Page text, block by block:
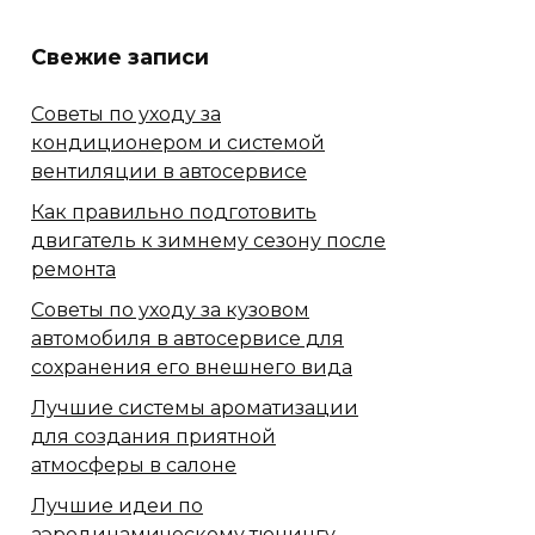
Свежие записи
Советы по уходу за
кондиционером и системой
вентиляции в автосервисе
Как правильно подготовить
двигатель к зимнему сезону после
ремонта
Советы по уходу за кузовом
автомобиля в автосервисе для
сохранения его внешнего вида
Лучшие системы ароматизации
для создания приятной
атмосферы в салоне
Лучшие идеи по